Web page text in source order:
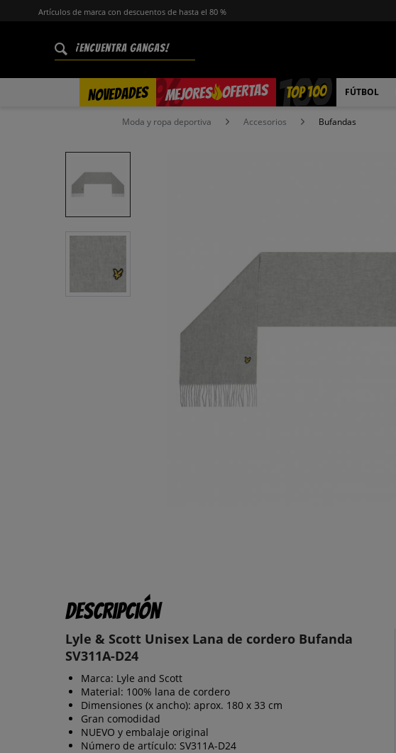
Artículos de marca con descuentos de hasta el 80 %
NOVEDADES MEJORES OFERTAS
% TOP 100 FÚTBOL
Moda y ropa deportiva Accesorios Bufandas
Descripción
Lyle & Scott Unisex Lana de cordero Bufanda
SV311A-D24
Marca: Lyle and Scott
Material: 100% lana de cordero
Dimensiones (x ancho): aprox. 180 x 33 cm
Gran comodidad
NUEVO y embalaje original
Número de artículo: SV311A-D24